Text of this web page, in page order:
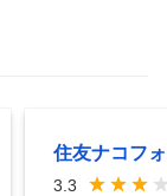
住友ナコフ
3.3